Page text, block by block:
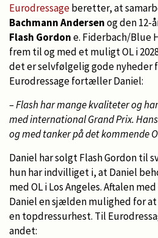
Eurodressageberetter, at
Bachmann Andersenog den 12-
Flash Gordone. Fiderbach/Blue
frem til og med et muligt OL i
det er selvfølgelig gode nyheder
Eurodressage fortæller Daniel:
– Flash har mange kvaliteter og
med international Grand Prix.
og med tanker på det kommende
Daniel har solgt Flash Gordon til
hun har indvilliget i, at Daniel
med OL i Los Angeles. Aftalen
Daniel en sjælden mulighed for
en topdressurhest. Til
andet: